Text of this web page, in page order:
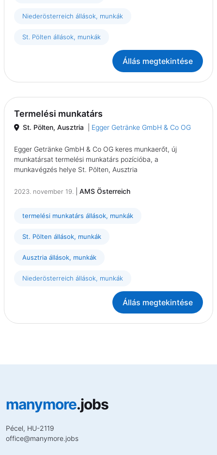
Niederösterreich állások, munkák
St. Pölten állások, munkák
Állás megtekintése
Termelési munkatárs
St. Pölten, Ausztria Egger Getränke GmbH & Co OG
Egger Getränke GmbH & Co OG keres munkaerőt, új
munkatársat termelési munkatárs pozícióba, a
munkavégzés helye St. Pölten, Ausztria
2023. november 19. AMS Österreich
termelési munkatárs állások, munkák
St. Pölten állások, munkák
Ausztria állások, munkák
Niederösterreich állások, munkák
Állás megtekintése
manymore.jobs
Pécel, HU-2119
office@manymore.jobs